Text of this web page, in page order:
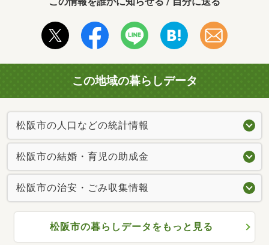
この地域の暮らしデータ
松阪市の人口などの統計情報
松阪市の結婚・育児の助成金
松阪市の治安・ごみ収集情報
松阪市の暮らしデータをもっと見る